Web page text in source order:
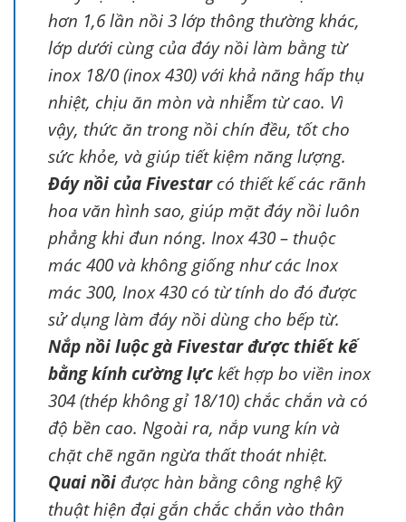
hơn 1,6 lần nồi 3 lớp thông thường khác,
lớp dưới cùng của đáy nồi làm bằng từ
inox 18/0 (inox 430) với khả năng hấp thụ
nhiệt, chịu ăn mòn và nhiễm từ cao. Vì
vậy, thức ăn trong nồi chín đều, tốt cho
sức khỏe, và giúp tiết kiệm năng lượng.
Đáy nồi của Fivestarcó thiết kế các rãnh
hoa văn hình sao, giúp mặt đáy nồi luôn
phẳng khi đun nóng. Inox 430 – thuộc
mác 400 và không giống như các Inox
mác 300, Inox 430 có từ tính do đó được
sử dụng làm đáy nồi dùng cho bếp từ.
Nắp nồi luộc gà Fivestar được thiết kế
bằng kính cường lựckết hợp bo viền inox
304 (thép không gỉ 18/10) chắc chắn và có
độ bền cao. Ngoài ra, nắp vung kín và
chặt chẽ ngăn ngừa thất thoát nhiệt.
Quai nồi được hàn bằng công nghệ kỹ
thuật hiện đại gắn chắc chắn vào thân